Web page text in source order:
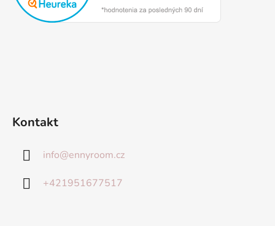
Kontakt
info@ennyroom.cz
+421951677517